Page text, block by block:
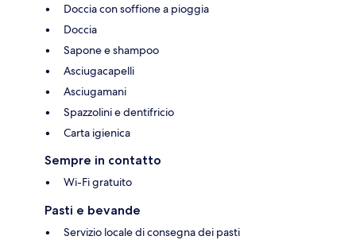
Doccia con soffione a pioggia
Doccia
Sapone e shampoo
Asciugacapelli
Asciugamani
Spazzolini e dentifricio
Carta igienica
Sempre in contatto
Wi-Fi gratuito
Pasti e bevande
Servizio locale di consegna dei pasti